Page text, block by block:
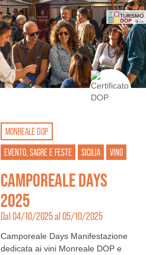
MONREALE DOP
EVENTO, SAGRE E FESTE
SICILIA VINO
CAMPOREALE DAYS
2025
Dal 04/10/2025 al 05/10/2025
Camporeale Days Manifestazione
dedicata ai vini Monreale DOP e